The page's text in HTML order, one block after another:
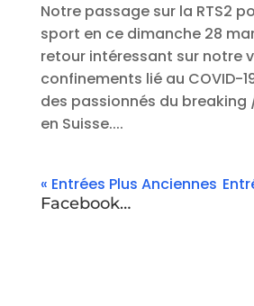
Notre passage sur la RTS2
sport en ce dimanche 28
retour intéressant sur notre
confinements lié au COVID-
des passionnés du
en Suisse....
« Entrées Plus Anciennes
Facebook…